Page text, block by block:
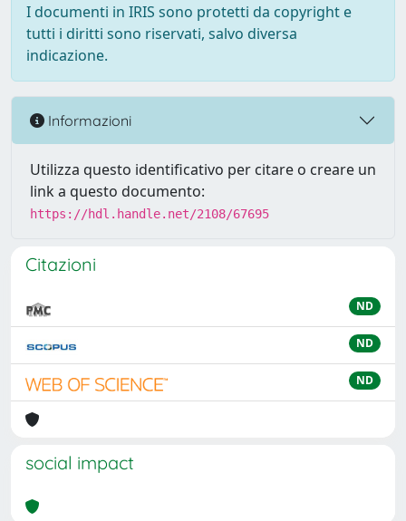
I documenti in IRIS sono protetti da copyright e
tutti i diritti sono riservati, salvo diversa
indicazione.
Informazioni
Utilizza questo identificativo per citare o creare un
link a questo documento:
https://hdl.handle.net/2108/67695
Citazioni
ND
ND
ND
social impact